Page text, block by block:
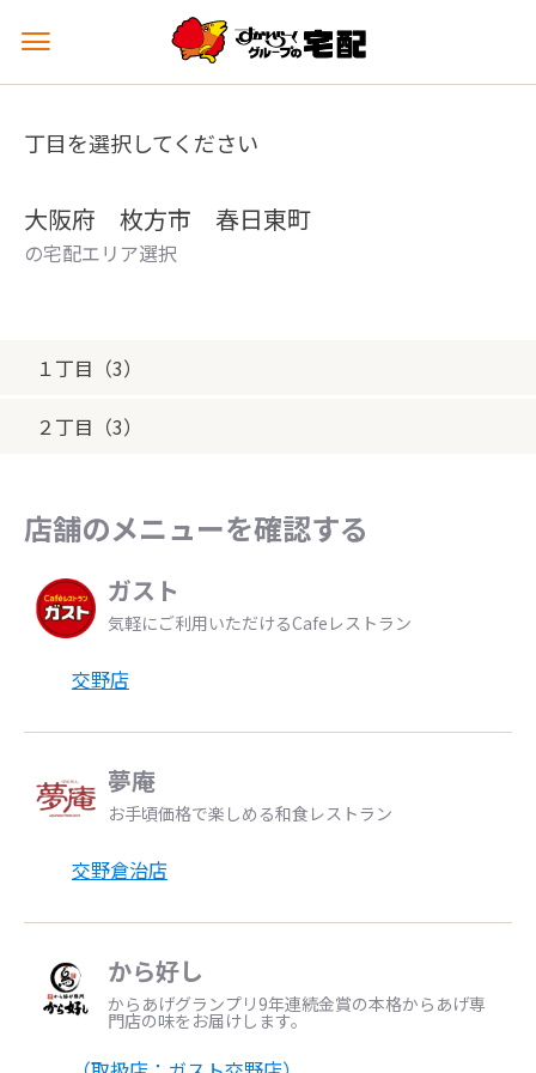
メ
ュ
を
丁目を選択してください
大阪府 枚方市 春日東町
の宅配エリア選択
１丁目（3）
２丁目（3）
店舗のメニューを確認する
ガスト
気軽にご利用いただけるCafeレストラン
交野店
夢庵
お手頃価格で楽しめる和食レストラン
交野倉治店
から好し
からあげグランプリ9年連続金賞の本格からあげ専
門店の味をお届けします。